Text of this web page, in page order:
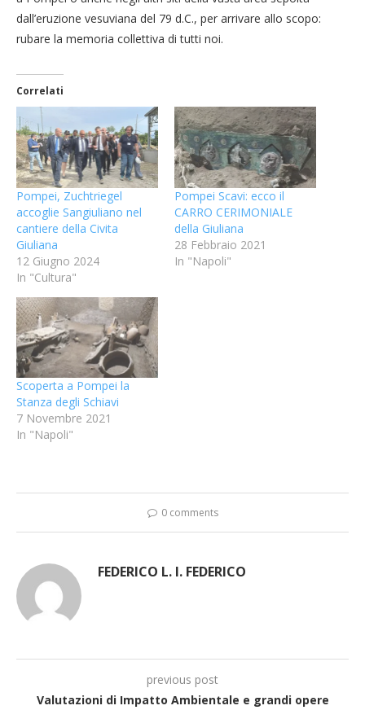
dall’eruzione vesuviana del 79 d.C., per arrivare allo scopo:
rubare la memoria collettiva di tutti noi.
Correlati
Pompei, Zuchtriegel
accoglie Sangiuliano nel
cantiere della Civita
Giuliana
12 Giugno 2024
In "Cultura"
Pompei Scavi: ecco il
CARRO CERIMONIALE
della Giuliana
28 Febbraio 2021
In "Napoli"
Scoperta a Pompei la
Stanza degli Schiavi
7 Novembre 2021
In "Napoli"
0 comments
FEDERICO L. I. FEDERICO
previous post
Valutazioni di Impatto Ambientale e grandi opere